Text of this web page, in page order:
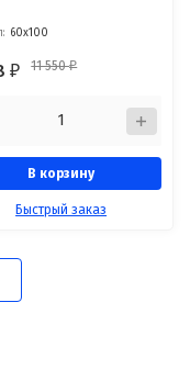
60x100
₽ 11 550₽
В корзину
Быстрый заказ